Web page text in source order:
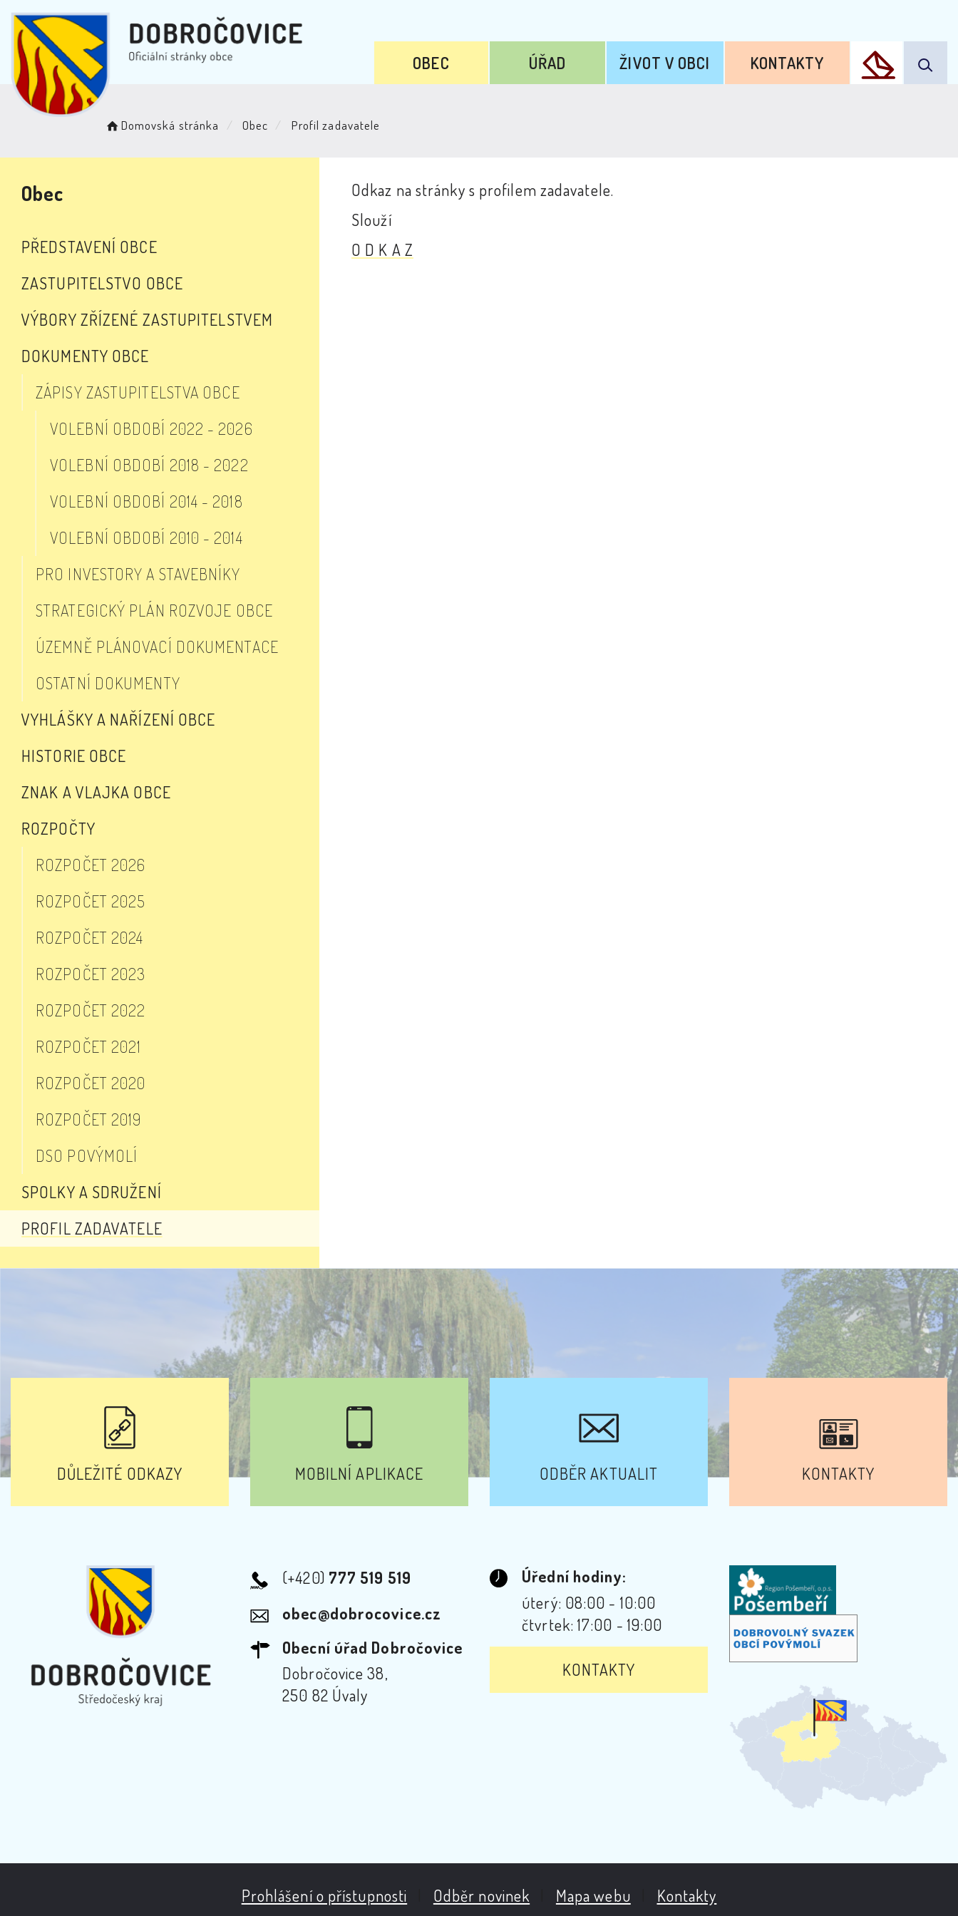
OBEC ÚŘAD ŽIVOT V OBCI KONTAKTY
Domovská stránka Obec Profil zadavatele
Obec
PŘEDSTAVENÍ OBCE
ZASTUPITELSTVO OBCE
VÝBORY ZŘÍZENÉ ZASTUPITELSTVEM
DOKUMENTY OBCE
ZÁPISY ZASTUPITELSTVA OBCE
VOLEBNÍ OBDOBÍ 2022 - 2026
VOLEBNÍ OBDOBÍ 2018 - 2022
VOLEBNÍ OBDOBÍ 2014 - 2018
VOLEBNÍ OBDOBÍ 2010 - 2014
PRO INVESTORY A STAVEBNÍKY
STRATEGICKÝ PLÁN ROZVOJE OBCE
ÚZEMNĚ PLÁNOVACÍ DOKUMENTACE
OSTATNÍ DOKUMENTY
VYHLÁŠKY A NAŘÍZENÍ OBCE
HISTORIE OBCE
ZNAK A VLAJKA OBCE
ROZPOČTY
ROZPOČET 2026
ROZPOČET 2025
ROZPOČET 2024
ROZPOČET 2023
ROZPOČET 2022
ROZPOČET 2021
ROZPOČET 2020
ROZPOČET 2019
DSO POVÝMOLÍ
SPOLKY A SDRUŽENÍ
PROFIL ZADAVATELE
Odkaz na stránky s profilem zadavatele.
Slouží
O D K A Z
DŮLEŽITÉ ODKAZY MOBILNÍ APLIKACE ODBĚR AKTUALIT KONTAKTY
(+420) 777 519 519
obec@dobrocovice.cz
Obecní úřad Dobročovice
Dobročovice 38,
250 82 Úvaly
Úřední hodiny:
úterý: 08:00 - 10:00
čtvrtek: 17:00 - 19:00
KONTAKTY
Prohlášení o přístupnosti Odběr novinek Mapa webu Kontakty